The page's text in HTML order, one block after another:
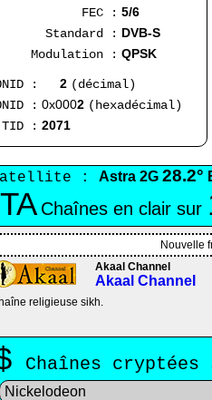
FEC : 5/6
Standard : DVB-S
Modulation : QPSK
: 2 (décimal)
: 0x0002 (hexadécimal)
TID : 2071
: Astra 2G 28.2°
Chaînes en clair sur
Nouvelle
Akaal Channel
Akaal Channel
religieuse sikh.
Chaînes cryptées
Nickelodeon